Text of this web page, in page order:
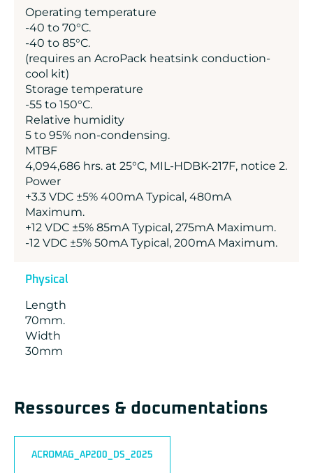
Operating temperature
-40 to 70°C.
-40 to 85°C.
(requires an AcroPack heatsink conduction-
cool kit)
Storage temperature
-55 to 150°C.
Relative humidity
5 to 95% non-condensing.
MTBF
4,094,686 hrs. at 25°C, MIL-HDBK-217F, notice 2.
Power
+3.3 VDC ±5% 400mA Typical, 480mA
Maximum.
+12 VDC ±5% 85mA Typical, 275mA Maximum.
-12 VDC ±5% 50mA Typical, 200mA Maximum.
Physical
Length
70mm.
Width
30mm
Ressources & documentations
ACROMAG_AP200_DS_2025